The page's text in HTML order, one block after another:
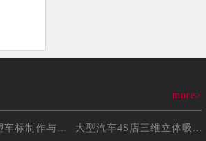
more>
大型汽车4S店三维立体吸...